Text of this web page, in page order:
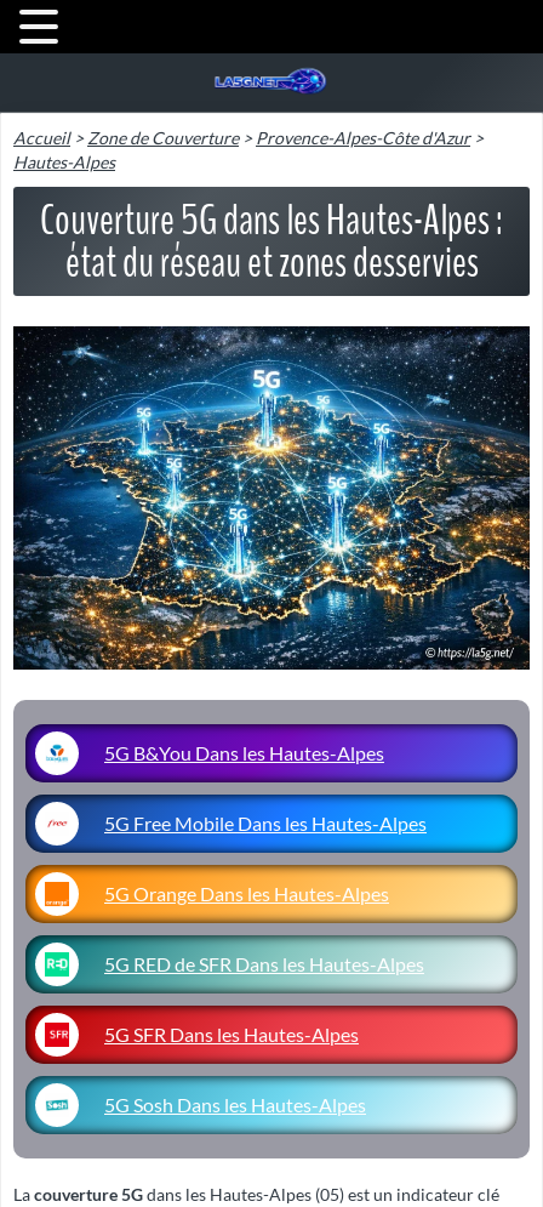
Accueil>Zone de Couverture>Provence-Alpes-Côte d'Azur>
Hautes-Alpes
Couverture 5G dans les Hautes-Alpes :
état du réseau et zones desservies
5G B&You Dans les Hautes-Alpes
5G Free Mobile Dans les Hautes-Alpes
5G Orange Dans les Hautes-Alpes
5G RED de SFR Dans les Hautes-Alpes
5G SFR Dans les Hautes-Alpes
5G Sosh Dans les Hautes-Alpes
Lacouverture 5Gdans les Hautes-Alpes (05) est un indicateur clé